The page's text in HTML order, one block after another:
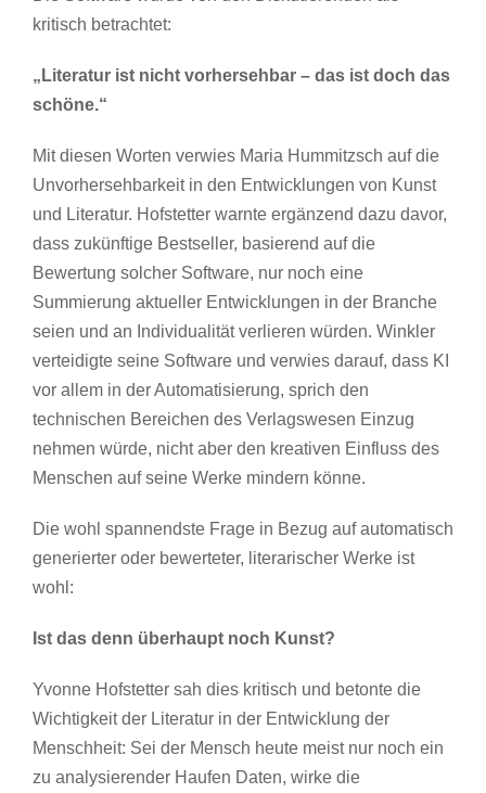
kritisch betrachtet:
„Literatur ist nicht vorhersehbar – das ist doch das
schöne.“
Mit diesen Worten verwies Maria Hummitzsch auf die
Unvorhersehbarkeit in den Entwicklungen von Kunst
und Literatur. Hofstetter warnte ergänzend dazu davor,
dass zukünftige Bestseller, basierend auf die
Bewertung solcher Software, nur noch eine
Summierung aktueller Entwicklungen in der Branche
seien und an Individualität verlieren würden. Winkler
verteidigte seine Software und verwies darauf, dass KI
vor allem in der Automatisierung, sprich den
technischen Bereichen des Verlagswesen Einzug
nehmen würde, nicht aber den kreativen Einfluss des
Menschen auf seine Werke mindern könne.
Die wohl spannendste Frage in Bezug auf automatisch
generierter oder bewerteter, literarischer Werke ist
wohl:
Ist das denn überhaupt noch Kunst?
Yvonne Hofstetter sah dies kritisch und betonte die
Wichtigkeit der Literatur in der Entwicklung der
Menschheit: Sei der Mensch heute meist nur noch ein
zu analysierender Haufen Daten, wirke die